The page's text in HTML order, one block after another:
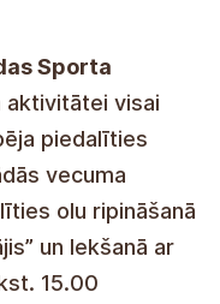
Sporta
aktivitātei visai
piedalīties
vecuma
olu ripināšanā
un lekšanā ar
15.00